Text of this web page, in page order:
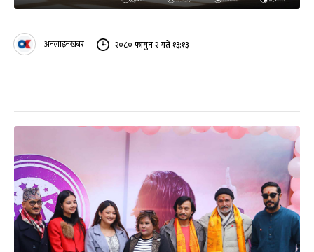
अनलाइनखबर २०८० फागुन २ गते १३:१३